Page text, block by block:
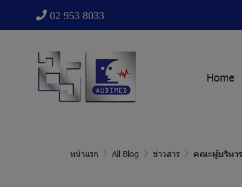
02 953 8033
Home
หน้าแรก All Blog ข่าวสาร คณะผู้บริหา